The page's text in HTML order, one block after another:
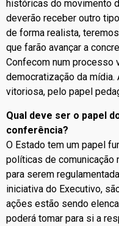
históricas do movimento
deverão receber outro
de forma realista,
que farão avançar a
Confecom num processo
democratização da mídia.
vitoriosa, pelo papel
Qual deve ser o papel
conferência?
O Estado tem um papel
políticas de comunicação
para serem
iniciativa do Executivo,
ações estão sendo
poderá tomar para si a